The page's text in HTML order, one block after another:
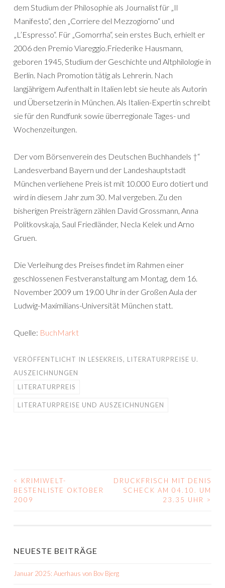
dem Studium der Philosophie als Journalist für „Il
Manifesto“, den „Corriere del Mezzogiorno“ und
„L’Espresso“. Für „Gomorrha“, sein erstes Buch, erhielt er
2006 den Premio Viareggio.Friederike Hausmann,
geboren 1945, Studium der Geschichte und Altphilologie in
Berlin. Nach Promotion tätig als Lehrerin. Nach
langjährigem Aufenthalt in Italien lebt sie heute als Autorin
und Übersetzerin in München. Als Italien-Expertin schreibt
sie für den Rundfunk sowie überregionale Tages- und
Wochenzeitungen.
Der vom Börsenverein des Deutschen Buchhandels †“
Landesverband Bayern und der Landeshauptstadt
München verliehene Preis ist mit 10.000 Euro dotiert und
wird in diesem Jahr zum 30. Mal vergeben. Zu den
bisherigen Preisträgern zählen David Grossmann, Anna
Politkovskaja, Saul Friedländer, Necla Kelek und Arno
Gruen.
Die Verleihung des Preises findet im Rahmen einer
geschlossenen Festveranstaltung am Montag, dem 16.
November 2009 um 19.00 Uhr in der Großen Aula der
Ludwig-Maximilians-Universität München statt.
Quelle: BuchMarkt
VERÖFFENTLICHT IN LESEKREIS, LITERATURPREISE U.
AUSZEICHNUNGEN
LITERATURPREIS
LITERATURPREISE UND AUSZEICHNUNGEN
BEITRAGS-
NAVIGATION
<
KRIMIWELT-
BESTENLISTE OKTOBER
2009
DRUCKFRISCH MIT DENIS
SCHECK AM 04.10. UM
23.35 UHR
>
NEUESTE BEITRÄGE
Januar 2025: Auerhaus von Bov Bjerg